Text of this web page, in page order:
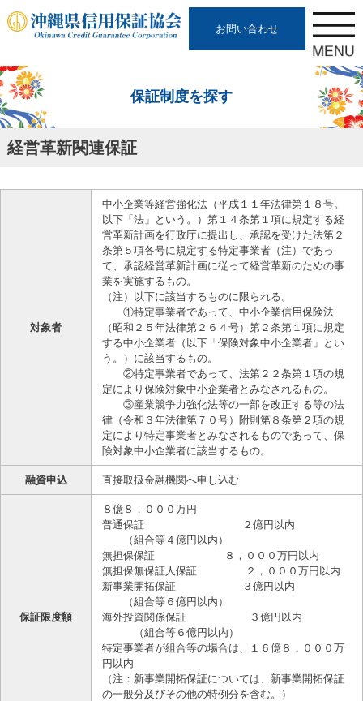
お問い合わせ
保証制度を探す
経営革新関連保証
対象者
中小企業等経営強化法（平成１１年法律第１８号。
以下「法」という。）第１４条第１項に規定する経
営革新計画を行政庁に提出し、承認を受けた法第２
条第５項各号に規定する特定事業者（注）であっ
て、承認経営革新計画に従って経営革新のための事
業を実施するもの。
（注）以下に該当するものに限られる。
①特定事業者であって、中小企業信用保険法
（昭和２５年法律第２６４号）第２条第１項に規定
する中小企業者（以下「保険対象中小企業者」とい
う。）に該当するもの。
②特定事業者であって、法第２２条第１項の規
定により保険対象中小企業者とみなされるもの。
③産業競争力強化法等の一部を改正する等の法
律（令和３年法律第７０号）附則第８条第２項の規
定により特定事業者とみなされるものであって、保
険対象中小企業者に該当するもの。
融資申込 直接取扱金融機関へ申し込む
保証限度額
８億８，０００万円
普通保証 ２億円以内
（組合等４億円以内）
無担保保証 ８，０００万円以内
無担保無保証人保証 ２，０００万円以内
新事業開拓保証 ３億円以内
（組合等６億円以内）
海外投資関係保証 ３億円以内
（組合等６億円以内）
特定事業者が組合等の場合は、１６億８，０００万
円以内
（注：新事業開拓保証については、新事業開拓保証
の一般分及びその他の特例分を含む。）